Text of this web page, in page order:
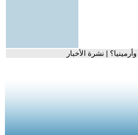
| نشرة الأخبار